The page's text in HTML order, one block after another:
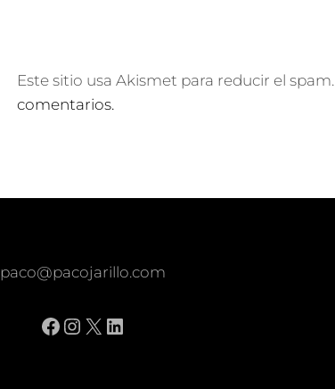
Este sitio usa Akismet para reducir el spam.
comentarios.
paco@pacojarillo.com
Facebook
Instagram
X LinkedIn